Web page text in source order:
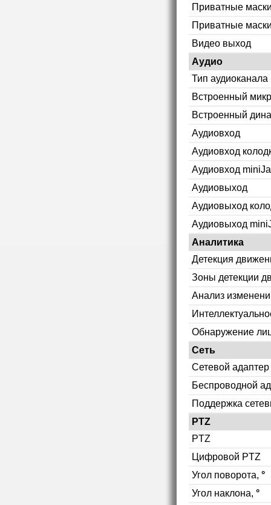
Приватные
Приватные
Видео выход
Аудио
Тип аудиоканала
Встроенный
Встроенный
Аудиовход
Аудиовход
Аудиовход
Аудиовыход
Аудиовыход
Аудиовыход
Аналитика
Детекция
Зоны детекции
Анализ
Обнаружение
Сеть
Сетевой адаптер
Беспроводной
Поддержка
PTZ
PTZ
Цифровой PTZ
Угол поворота, °
Угол наклона, °